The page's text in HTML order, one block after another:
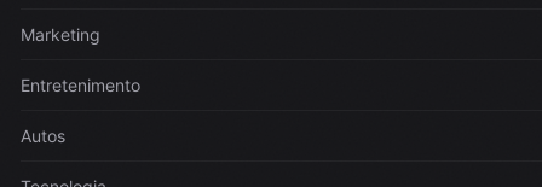
Marketing
Entretenimento
Autos